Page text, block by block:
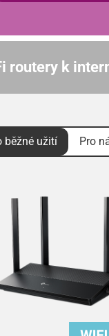
routery k
běžné užití Pro